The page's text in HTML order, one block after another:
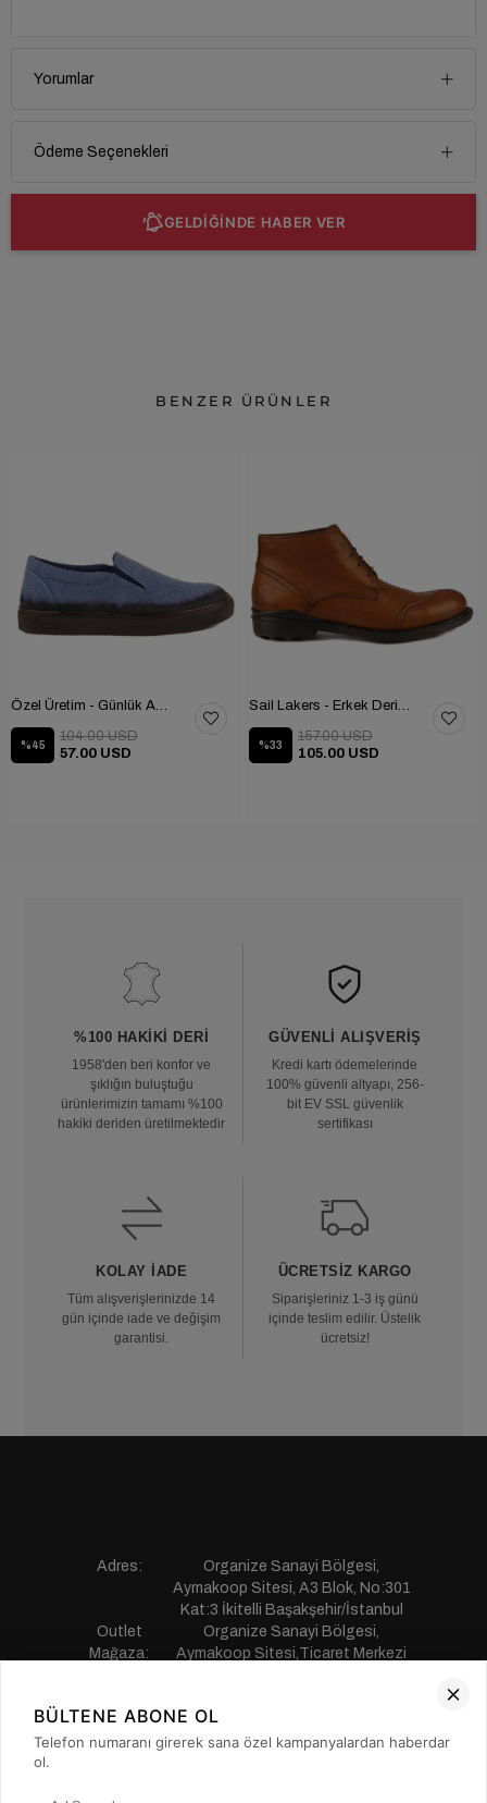
Yorumlar
Ödeme Seçenekleri
GELDİĞİNDE HABER VER
BENZER ÜRÜNLER
Özel Üretim - Günlük Ayakkabı 101-2630-11473
%45
57.00 USD
104.00 USD
Sail Lakers - Erkek Deri Bot 102-1599-1458
%33
105.00 USD
157.00 USD
%100 HAKIKI DERI
1958'den beri konfor ve
şıklığın buluştuğu
ürünlerimizin tamamı %100
hakiki deriden üretilmektedir
GÜVENLI ALIŞVERIŞ
Kredi kartı ödemelerinde
100% güvenli altyapı, 256-
bit EV SSL güvenlik
sertifikası
KOLAY İADE
Tüm alışverişlerinizde 14
gün içinde iade ve değişim
garantisi.
ÜCRETSIZ KARGO
Siparişleriniz 1-3 iş günü
içinde teslim edilir. Üstelik
ücretsiz!
Adres:
Organize Sanayi Bölgesi,
Aymakoop Sitesi, A3 Blok, No:301
Kat:3 İkitelli Başakşehir/İstanbul
Outlet
Mağaza:
Organize Sanayi Bölgesi,
Aymakoop Sitesi,Ticaret Merkezi
Telefon:
0850 441 55 77
E-mail:
musterihizmetleri@saillakers.com.tr
BÜLTENE ABONE OL
Telefon numaranı girerek sana özel kampanyalardan haberdar
ol.